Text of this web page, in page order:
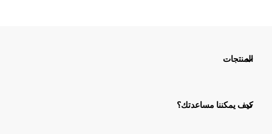
المنتجات
كيف يمكننا مساعدتك؟